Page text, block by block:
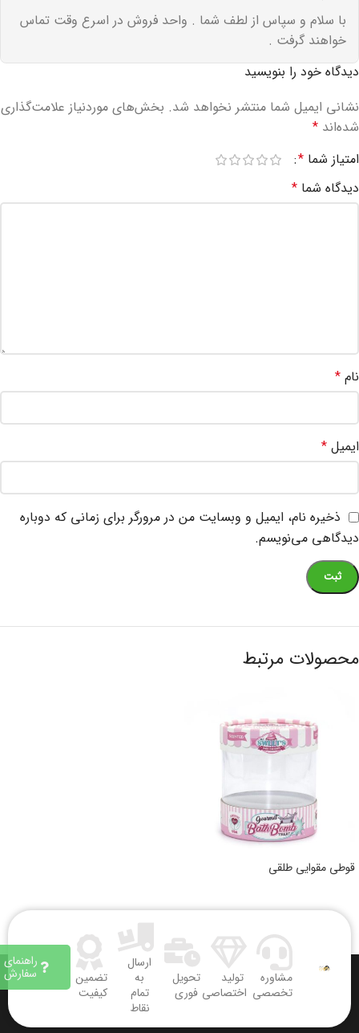
با سلام و سپاس از لطف شما . واحد فروش در اسرع وقت تماس
خواهند گرفت .
دیدگاه خود را بنویسید
نشانی ایمیل شما منتشر نخواهد شد. بخش‌های موردنیاز علامت‌گذاری
شده‌اند *
امتیاز شما *
دیدگاه شما *
نام *
ایمیل *
ذخیره نام، ایمیل و وبسایت من در مرورگر برای زمانی که دوباره
دیدگاهی می‌نویسم.
محصولات مرتبط
قوطی مقوایی طلقی
راهنمای
سفارش
تضمین
کیفیت
ارسال
به
تمام
نقاط
تحویل
فوری
تولید
اختصاصی
مشاوره
تخصصی